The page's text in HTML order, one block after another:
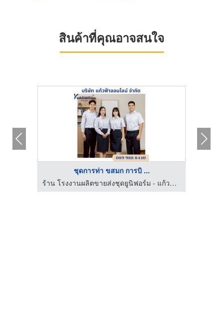
สินค้าที่คุณอาจสนใจ
ชุดการท่า ขสมก การบิ ...
ร้าน โรงงานผลิตขายส่งชุดยูนิฟอร์ม - แก้วฟ้าออนไลน์ โบ๊เบ๊